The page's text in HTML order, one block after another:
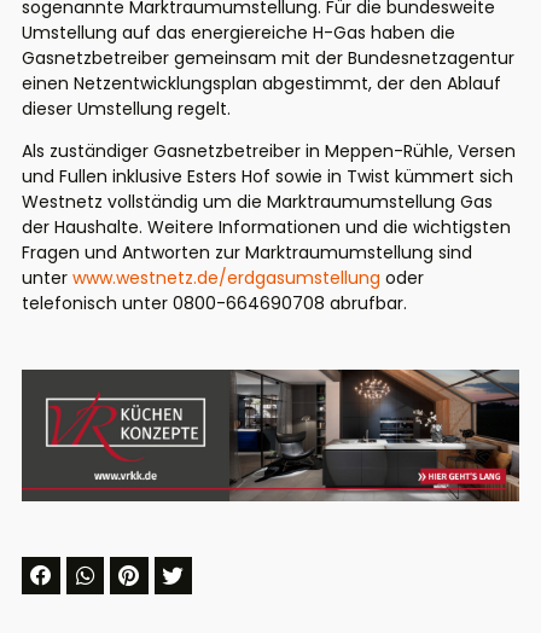
sogenannte Marktraumumstellung. Für die bundesweite
Umstellung auf das energiereiche H-Gas haben die
Gasnetzbetreiber gemeinsam mit der Bundesnetzagentur
einen Netzentwicklungsplan abgestimmt, der den Ablauf
dieser Umstellung regelt.
Als zuständiger Gasnetzbetreiber in Meppen-Rühle, Versen
und Fullen inklusive Esters Hof sowie in Twist kümmert sich
Westnetz vollständig um die Marktraumumstellung Gas
der Haushalte. Weitere Informationen und die wichtigsten
Fragen und Antworten zur Marktraumumstellung sind
unter www.westnetz.de/erdgasumstellung oder
telefonisch unter 0800-664690708 abrufbar.